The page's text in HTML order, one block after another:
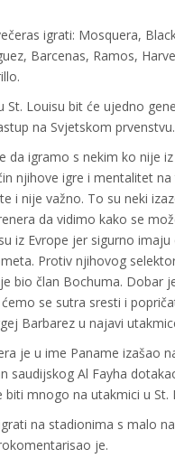
igrati: Mosquera,
Barcenas, Ramos,
St. Louisu bit će ujedno
na Svjetskom prvenstvu.
da igramo s nekim ko nije
njihove igre i mentalitet na
i nije važno. To su neki
da vidimo kako se
iz Evrope jer sigurno imaju
Protiv njihovog
bio član Bochuma. Dobar
se sutra sresti i
Barbarez u najavi
je u ime Paname izašao
saudijskog Al Fayha
biti mnogo na utakmici u St.
na stadionima s malo
je.